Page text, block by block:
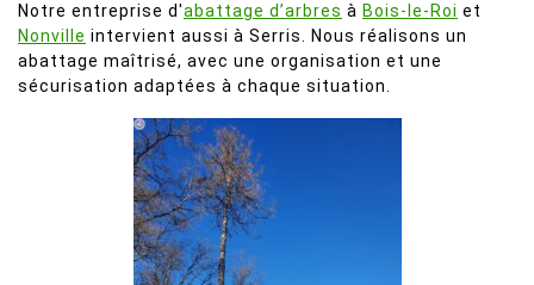
Notre entreprise d'abattage d’arbres à Bois-le-Roi et
Nonville intervient aussi à Serris. Nous réalisons un
abattage maîtrisé, avec une organisation et une
sécurisation adaptées à chaque situation.